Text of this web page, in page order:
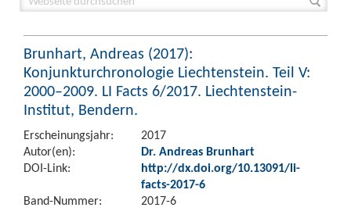
Brunhart, Andreas (2017):
Konjunkturchronologie Liechtenstein. Teil V:
2000–2009. LI Facts 6/2017. Liechtenstein-
Institut, Bendern.
Erscheinungsjahr:
2017
Autor(en):
Dr. Andreas Brunhart
DOI-Link:
http://dx.doi.org/10.13091/li-
facts-2017-6
Band-Nummer:
2017-6